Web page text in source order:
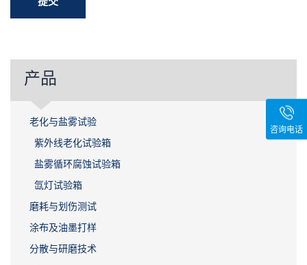
产品
老化与盐雾试验
紫外线老化试验箱
盐雾循环腐蚀试验箱
氙灯试验箱
磨耗与划伤测试
涂布及油墨打样
分散与研磨技术
咨询电话